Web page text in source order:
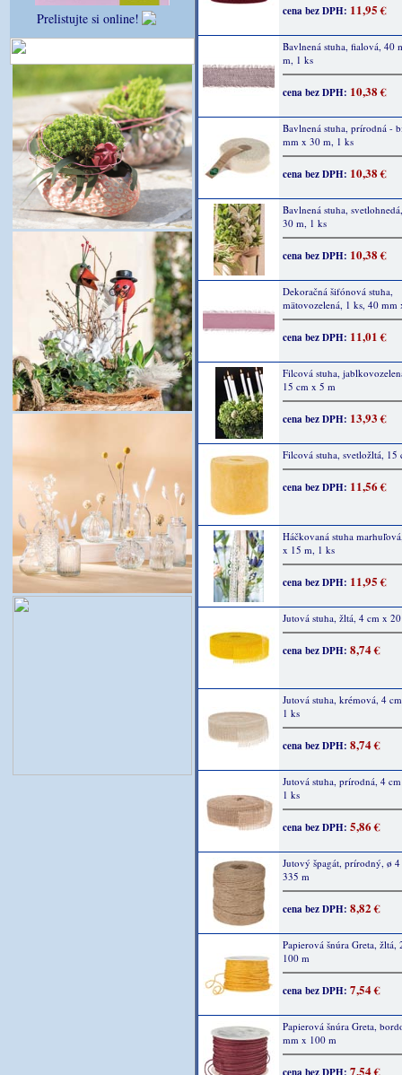
Prelistujte si online! cena bez DPH: 11,95 €
Bavlnená stuha, fialová, 40
m, 1 ks
cena bez DPH: 10,38 €
Bavlnená stuha, prírodná -
mm x 30 m, 1 ks
cena bez DPH: 10,38 €
Bavlnená stuha,
30 m, 1 ks
cena bez DPH: 10,38 €
Dekoračná šifónová stuha,
mätovozelená, 1 ks, 40 mm
cena bez DPH: 11,01 €
Filcová stuha,
15 cm x 5 m
cena bez DPH: 13,93 €
Filcová stuha, svetložltá, 15
cena bez DPH: 11,56 €
Háčkovaná stuha
x 15 m, 1 ks
cena bez DPH: 11,95 €
Jutová stuha, žltá, 4 cm x
cena bez DPH: 8,74 €
Jutová stuha, krémová, 4
1 ks
cena bez DPH: 8,74 €
Jutová stuha, prírodná, 4
1 ks
cena bez DPH: 5,86 €
Jutový špagát, prírodný, ø
335 m
cena bez DPH: 8,82 €
Papierová šnúra Greta, žltá,
100 m
cena bez DPH: 7,54 €
Papierová šnúra Greta,
mm x 100 m
7,54 €